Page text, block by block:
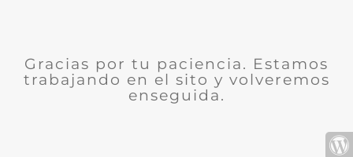
Gracias por tu paciencia. Estamos
trabajando en el sito y volveremos
enseguida.